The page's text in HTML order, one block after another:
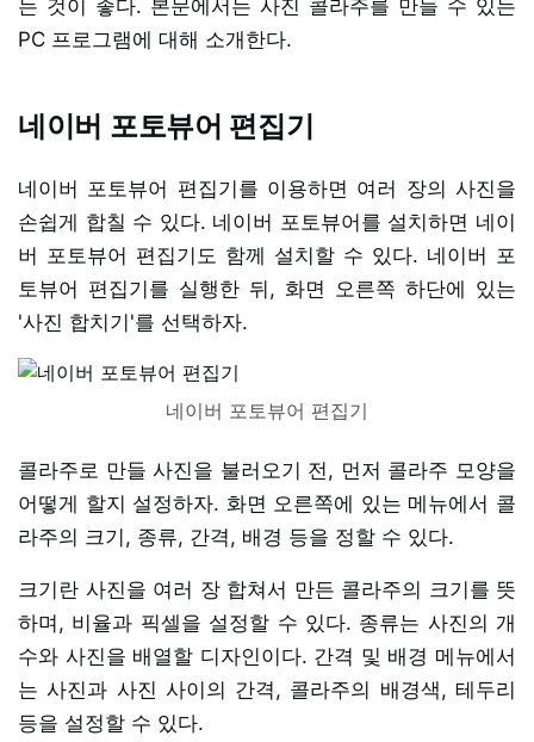
는 것이 좋다. 본문에서는 사진 콜라주를 만들 수 있는
PC 프로그램에 대해 소개한다.
네이버 포토뷰어 편집기
네이버 포토뷰어 편집기를 이용하면 여러 장의 사진을
손쉽게 합칠 수 있다. 네이버 포토뷰어를 설치하면 네이
버 포토뷰어 편집기도 함께 설치할 수 있다. 네이버 포
토뷰어 편집기를 실행한 뒤, 화면 오른쪽 하단에 있는
'사진 합치기'를 선택하자.
네이버 포토뷰어 편집기
콜라주로 만들 사진을 불러오기 전, 먼저 콜라주 모양을
어떻게 할지 설정하자. 화면 오른쪽에 있는 메뉴에서 콜
라주의 크기, 종류, 간격, 배경 등을 정할 수 있다.
크기란 사진을 여러 장 합쳐서 만든 콜라주의 크기를 뜻
하며, 비율과 픽셀을 설정할 수 있다. 종류는 사진의 개
수와 사진을 배열할 디자인이다. 간격 및 배경 메뉴에서
는 사진과 사진 사이의 간격, 콜라주의 배경색, 테두리
등을 설정할 수 있다.